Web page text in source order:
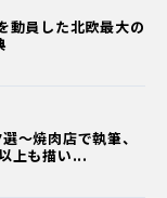
動員した北欧最大の
〜焼肉店で執筆、
上も描い...